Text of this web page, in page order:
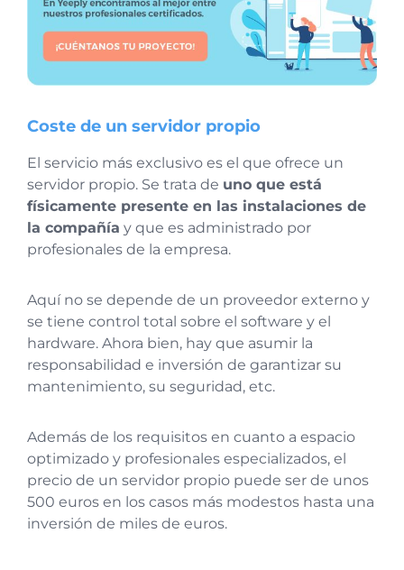
Coste de un servidor propio
El servicio más exclusivo es el que ofrece un
servidor propio. Se trata de uno que está
físicamente presente en las instalaciones de
la compañía y que es administrado por
profesionales de la empresa.
Aquí no se depende de un proveedor externo y
se tiene control total sobre el software y el
hardware. Ahora bien, hay que asumir la
responsabilidad e inversión de garantizar su
mantenimiento, su seguridad, etc.
Además de los requisitos en cuanto a espacio
optimizado y profesionales especializados, el
precio de un servidor propio puede ser de unos
500 euros en los casos más modestos hasta una
inversión de miles de euros.